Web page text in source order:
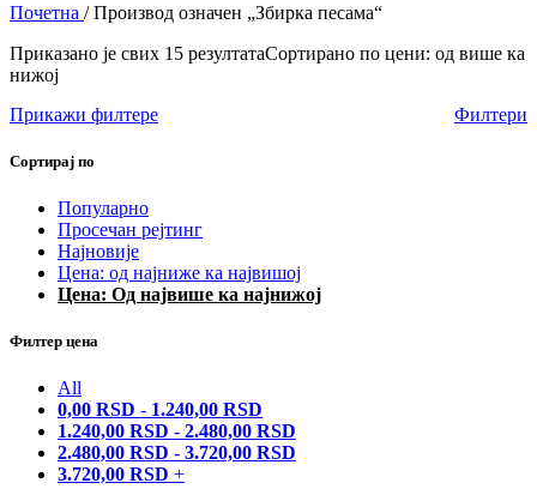
Почетна / Производ oзначен „Збирка песама“
Приказано је свих 15 резултатаСортирано по цени: од више ка
нижој
Прикажи филтере
Филтери
Сортирај по
Популарно
Просечан рејтинг
Најновије
Цена: од најниже ка највишој
Цена: Од највише ка најнижој
Филтер цена
All
0,00 RSD - 1.240,00 RSD
1.240,00 RSD - 2.480,00 RSD
2.480,00 RSD - 3.720,00 RSD
3.720,00 RSD +